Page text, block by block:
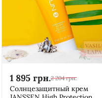
1 895 грн.2 204 грн.
Cолнцезащитный крем